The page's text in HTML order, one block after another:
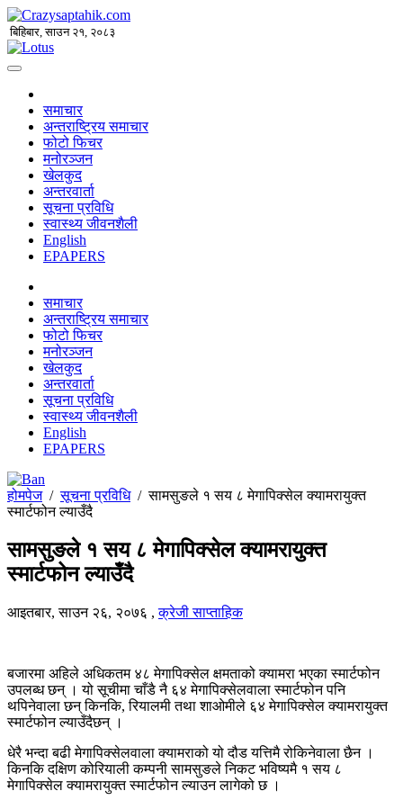
बिहिबार, साउन २१, २०८३
समाचार
अन्तराष्ट्रिय समाचार
फोटो फिचर
मनोरञ्जन
खेलकुद
अन्तरवार्ता
सूचना प्रविधि
स्वास्थ्य जीवनशैली
English
EPAPERS
समाचार
अन्तराष्ट्रिय समाचार
फोटो फिचर
मनोरञ्जन
खेलकुद
अन्तरवार्ता
सूचना प्रविधि
स्वास्थ्य जीवनशैली
English
EPAPERS
होमपेज/सूचना प्रविधि/सामसुङले १ सय ८ मेगापिक्सेल क्यामरायुक्त
स्मार्टफोन ल्याउँदै
सामसुङले १ सय ८ मेगापिक्सेल क्यामरायुक्त
स्मार्टफोन ल्याउँदै
आइतबार, साउन २६, २०७६ ,क्रेजी साप्ताहिक
बजारमा अहिले अधिकतम ४८ मेगापिक्सेल क्षमताको क्यामरा भएका स्मार्टफोन
उपलब्ध छन् । यो सूचीमा चाँडै नै ६४ मेगापिक्सेलवाला स्मार्टफोन पनि
थपिनेवाला छन् किनकि, रियालमी तथा शाओमीले ६४ मेगापिक्सेल क्यामरायुक्त
स्मार्टफोन ल्याउँदैछन् ।
धेरै भन्दा बढी मेगापिक्सेलवाला क्यामराको यो दौड यत्तिमै रोकिनेवाला छैन ।
किनकि दक्षिण कोरियाली कम्पनी सामसुङले निकट भविष्यमै १ सय ८
मेगापिक्सेल क्यामरायुक्त स्मार्टफोन ल्याउन लागेको छ ।